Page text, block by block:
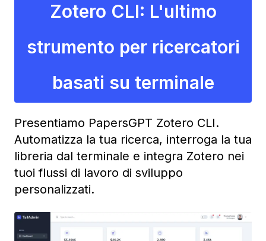
Zotero CLI: L'ultimo
strumento per ricercatori
basati su terminale
Presentiamo PapersGPT Zotero CLI.
Automatizza la tua ricerca, interroga la tua
libreria dal terminale e integra Zotero nei
tuoi flussi di lavoro di sviluppo
personalizzati.